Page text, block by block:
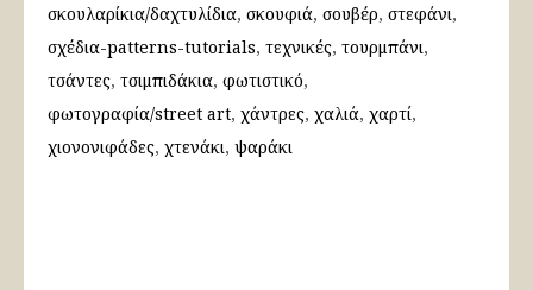
σκουλαρίκια/δαχτυλίδια σκουφιά σουβέρ στεφάνι
σχέδια-patterns-tutorials τεχνικές τουρμπάνι
τσάντες τσιμπιδάκια φωτιστικό
φωτογραφία/street art χάντρες χαλιά χαρτί
χιονονιφάδες χτενάκι ψαράκι